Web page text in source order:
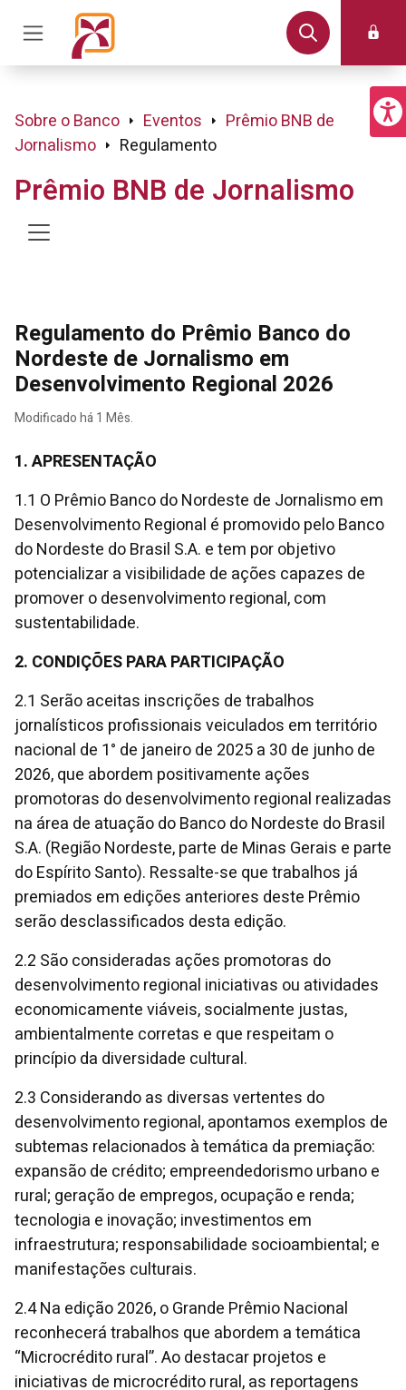
Sobre o Banco Eventos
Prêmio BNB de
Jornalismo
Regulamento
Prêmio BNB de Jornalismo
Regulamento do Prêmio Banco do
Nordeste de Jornalismo em
Desenvolvimento Regional 2026
Modificado há 1 Mês.
1. APRESENTAÇÃO
1.1 O Prêmio Banco do Nordeste de Jornalismo em
Desenvolvimento Regional é promovido pelo Banco
do Nordeste do Brasil S.A. e tem por objetivo
potencializar a visibilidade de ações capazes de
promover o desenvolvimento regional, com
sustentabilidade.
2. CONDIÇÕES PARA PARTICIPAÇÃO
2.1 Serão aceitas inscrições de trabalhos
jornalísticos profissionais veiculados em território
nacional de 1° de janeiro de 2025 a 30 de junho de
2026, que abordem positivamente ações
promotoras do desenvolvimento regional realizadas
na área de atuação do Banco do Nordeste do Brasil
S.A. (Região Nordeste, parte de Minas Gerais e parte
do Espírito Santo). Ressalte-se que trabalhos já
premiados em edições anteriores deste Prêmio
serão desclassificados desta edição.
2.2 São consideradas ações promotoras do
desenvolvimento regional iniciativas ou atividades
economicamente viáveis, socialmente justas,
ambientalmente corretas e que respeitam o
princípio da diversidade cultural.
2.3 Considerando as diversas vertentes do
desenvolvimento regional, apontamos exemplos de
subtemas relacionados à temática da premiação:
expansão de crédito; empreendedorismo urbano e
rural; geração de empregos, ocupação e renda;
tecnologia e inovação; investimentos em
infraestrutura; responsabilidade socioambiental; e
manifestações culturais.
2.4 Na edição 2026, o Grande Prêmio Nacional
reconhecerá trabalhos que abordem a temática
“Microcrédito rural”. Ao destacar projetos e
iniciativas de microcrédito rural, as reportagens